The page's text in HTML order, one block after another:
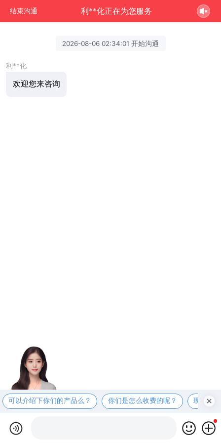
结束沟通 利**化正在为您服务
2026-08-06 02:34:01 开始沟通
利**化
欢迎您来咨询
可以介绍下你们的产品么？ 你们是怎么收费的呢？ 现在有